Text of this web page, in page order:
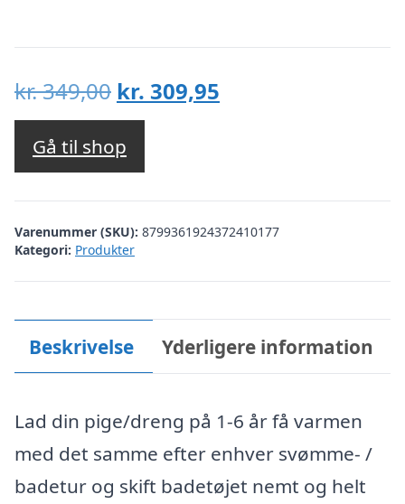
kr.349,00 Den
oprindelige
pris
var:
kr. 349,00.
kr. 309,95
kr. 309,95.
Gå til shop
Varenummer (SKU): 8799361924372410177
Kategori: Produkter
Beskrivelse Yderligere information
Lad din pige/dreng på 1-6 år få varmen
med det samme efter enhver svømme- /
badetur og skift badetøjet nemt og helt